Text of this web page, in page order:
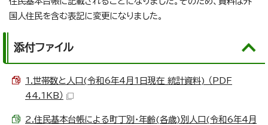
国人住民を含む表記に変更になりました。
添付ファイル
1.世帯数と人口(令和6年4月1日現在 統計資料) （PDF
44.1KB）
2.住民基本台帳による町丁別・年齢(各歳)別人口(令和6年4月